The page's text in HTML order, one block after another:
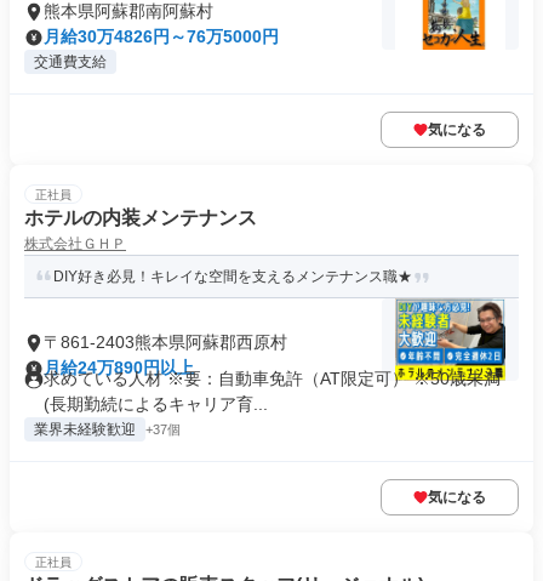
熊本県阿蘇郡南阿蘇村
月給30万4826円～76万5000円
交通費支給
気になる
正社員
ホテルの内装メンテナンス
株式会社ＧＨＰ
DIY好き必見！キレイな空間を支えるメンテナンス職★
〒861-2403熊本県阿蘇郡西原村
月給24万890円以上
求めている人材 ※要：自動車免許（AT限定可） ※50歳未満
(長期勤続によるキャリア育...
業界未経験歓迎 +37個
気になる
正社員